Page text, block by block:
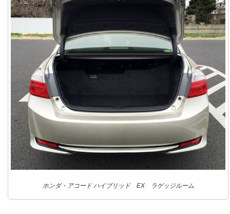
ホンダ・アコード ハイブリッド EX ラゲッジルーム